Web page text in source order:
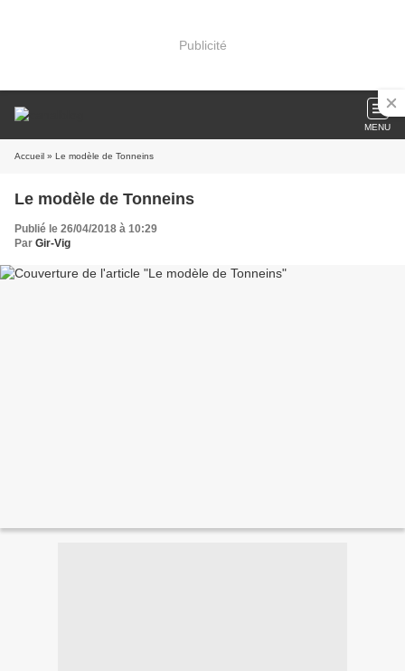
Publicité
MENU
Accueil » Le modèle de Tonneins
Le modèle de Tonneins
Publié le 26/04/2018 à 10:29
Par Gir-Vig